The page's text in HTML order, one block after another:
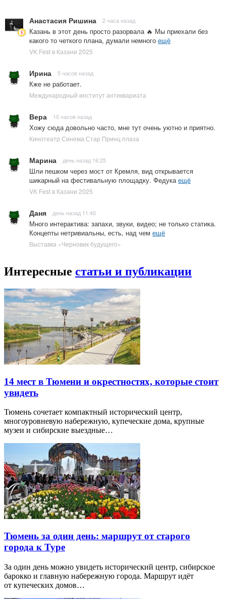
Анастасия Ришина 2 часа назад
Казань в этот день просто разорвала 🔥 Мы приехали без
какого то четкого плана, думали немного ещё
VK Fest в Казани 2025
Ирина 5 часов назад
Кже не работает.
Международный институт антиквариата
Вера 10 часов назад
Хожу сюда довольно часто, мне тут очень уютно и приятно.
Кинотеатр Синема Стар Принц плаза
Марина день назад 16:25
Шли пешком через мост от Кремля, вид открывается
шикарный на фестивальную площадку. Федукаещё
VK Fest в Казани 2025
Даня день назад 11:40
Много интерактива: запахи, звуки, видео; не только статика.
Концепты нетривиальны, есть, над чем ещё
Выставка «Черновик будущего»
Интересные статьи и публикации
14 мест в Тюмени и окрестностях, которые стоит
увидеть
Тюмень сочетает компактный исторический центр,
многоуровневую набережную, купеческие дома, крупные
музеи и сибирские выездные…
Тюмень за один день: маршрут от старого
города к Туре
За один день можно увидеть исторический центр, сибирское
барокко и главную набережную города. Маршрут идёт
от купеческих домов…